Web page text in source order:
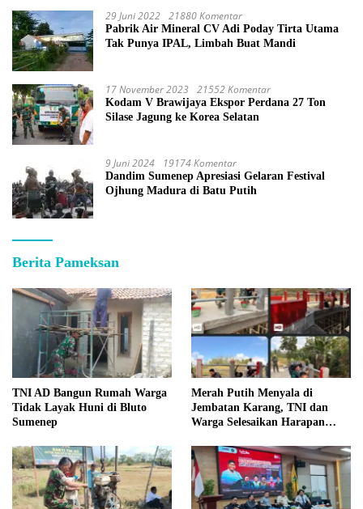
29 Juni 2022 21880 Komentar
Pabrik Air Mineral CV Adi Poday Tirta Utama
Tak Punya IPAL, Limbah Buat Mandi
17 November 2023 21552 Komentar
Kodam V Brawijaya Ekspor Perdana 27 Ton
Silase Jagung ke Korea Selatan
9 Juni 2024 19174 Komentar
Dandim Sumenep Apresiasi Gelaran Festival
Ojhung Madura di Batu Putih
Berita Pameksan
TNI AD Bangun Rumah Warga
Tidak Layak Huni di Bluto
Sumenep
Merah Putih Menyala di
Jembatan Karang, TNI dan
Warga Selesaikan Harapan